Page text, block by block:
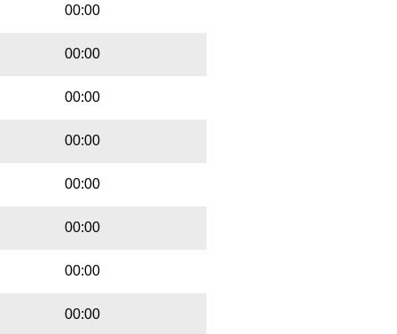
00:00
00:00
00:00
00:00
00:00
00:00
00:00
00:00